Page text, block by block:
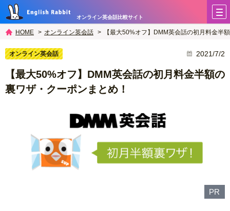
オンライン英会話比較サイト
HOME オンライン英会話 【最大50%オフ】DMM英会話の初月料金半
オンライン英会話 2021/7/2
【最大50%オフ】DMM英会話の初月料金半額の
裏ワザ・クーポンまとめ！
PR